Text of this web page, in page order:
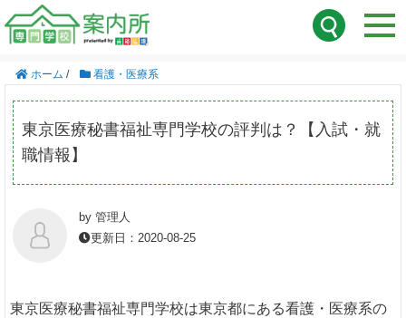
ホーム / 看護・医療系
東京医療秘書福祉専門学校の評判は？【入試・就
職情報】
by 管理人
更新日：2020-08-25
東京医療秘書福祉専門学校は東京都にある看護・医療系の